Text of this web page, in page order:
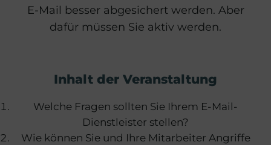
E-Mail besser abgesichert werden. Aber
dafür müssen Sie aktiv werden.
Inhalt der Veranstaltung
Welche Fragen sollten Sie Ihrem E-Mail-
Dienstleister stellen?
Wie können Sie und Ihre Mitarbeiter Angriffe